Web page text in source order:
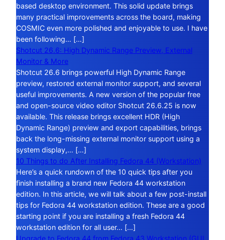
based desktop environment. This solid update brings
many practical improvements across the board, making
COSMIC even more polished and enjoyable to use. I have
been following… […]
Shotcut 26.6: High Dynamic Range Preview, External
Monitor & More
Shotcut 26.6 brings powerful High Dynamic Range
preview, restored external monitor support, and several
useful improvements. A new version of the popular free
and open-source video editor Shotcut 26.6.25 is now
available. This release brings excellent HDR (High
Dynamic Range) preview and export capabilities, brings
back the long-missing external monitor support using a
system display,… […]
10 Things to do After Installing Fedora 44 (Workstation)
Here’s a quick rundown of the 10 quick tips after you
finish installing a brand new Fedora 44 workstation
edition. In this article, we will talk about a few post-install
tips for Fedora 44 workstation edition. These are a good
starting point if you are installing a fresh Fedora 44
workstation edition for all user… […]